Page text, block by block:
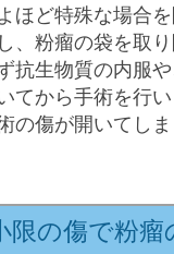
ほど特殊な場合
、粉瘤の袋を取
抗生物質の内服
てから手術を行
傷が開いてしま
限の傷で粉瘤